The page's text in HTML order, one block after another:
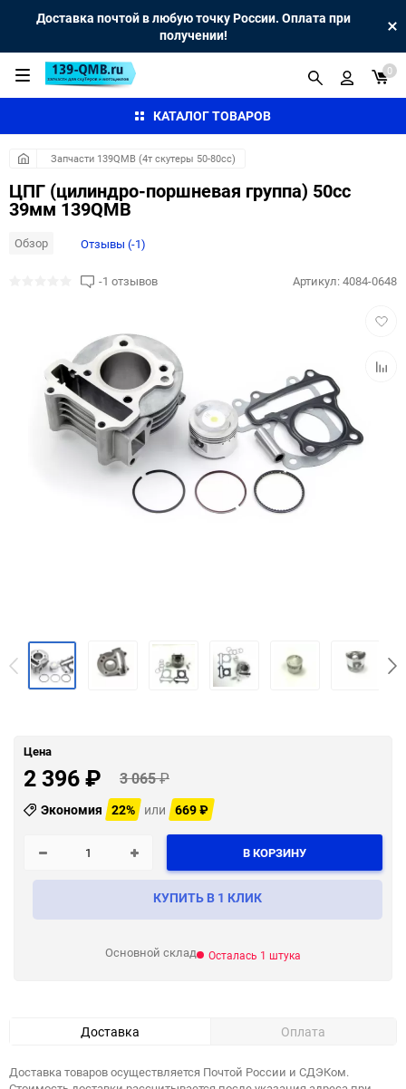
Доставка почтой в любую точку России. Оплата при
получении!
КАТАЛОГ ТОВАРОВ
0
Запчасти 139QMB (4т скутеры 50-80сс)
ЦПГ (цилиндро-поршневая группа) 50cc
39мм 139QMB
Обзор Отзывы (-1)
Артикул:4084-0648
-1 отзывов
Цена
2 396₽ 3 065₽
Экономия 22% или 669₽
В КОРЗИНУ
КУПИТЬ В 1 КЛИК
Основной склад Осталась 1 штука
Доставка Оплата
Доставка товаров осуществляется Почтой России и СДЭКом.